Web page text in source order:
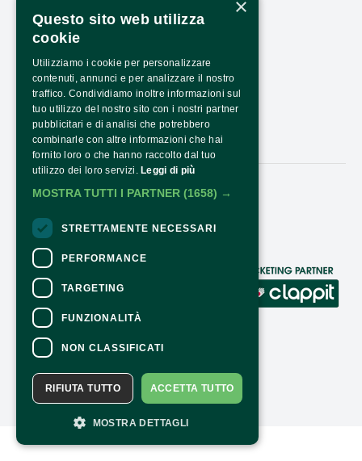
TRASPARENZA
PTRASPARENZA NRR - NEXTGENERATIONEU
COME ARRIVARE
ORARI E COSTI
CONTATTI
Seguici:
CONTATTI
Per informazioni e supporto all'acquisto
della biglietteriaClicca qui
Per informazioni sul programma e
l'evento, rivolgersi all'organizzatore
Dichiarazione di accessibilità
×
Questo sito web utilizza
cookie
Utilizziamo i cookie per personalizzare
contenuti, annunci e per analizzare il nostro
traffico. Condividiamo inoltre informazioni sul
tuo utilizzo del nostro sito con i nostri partner
pubblicitari e di analisi che potrebbero
combinarle con altre informazioni che hai
fornito loro o che hanno raccolto dal tuo
utilizzo dei loro servizi. Leggi di più
MOSTRA TUTTI I PARTNER (1658) →
STRETTAMENTE NECESSARI
PERFORMANCE
TARGETING
FUNZIONALITÀ
NON CLASSIFICATI
ACCETTA TUTTO
RIFIUTA TUTTO
MOSTRA DETTAGLI